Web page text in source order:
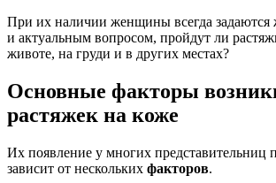
При их наличии женщины всегда
и актуальным вопросом, пройдут ли
животе, на груди и в других местах?
Основные факторы
растяжек на коже
Их появление у многих представительниц
зависит от нескольких факторов.